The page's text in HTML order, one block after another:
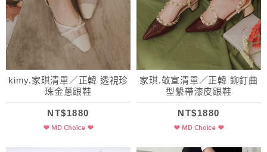
kimy.家琪清單／正韓 透視珍
珠金蔥跟鞋
NT$1880
家琪.敬宣清單／正韓 鉚釘曲
型繫帶漆皮跟鞋
NT$1880